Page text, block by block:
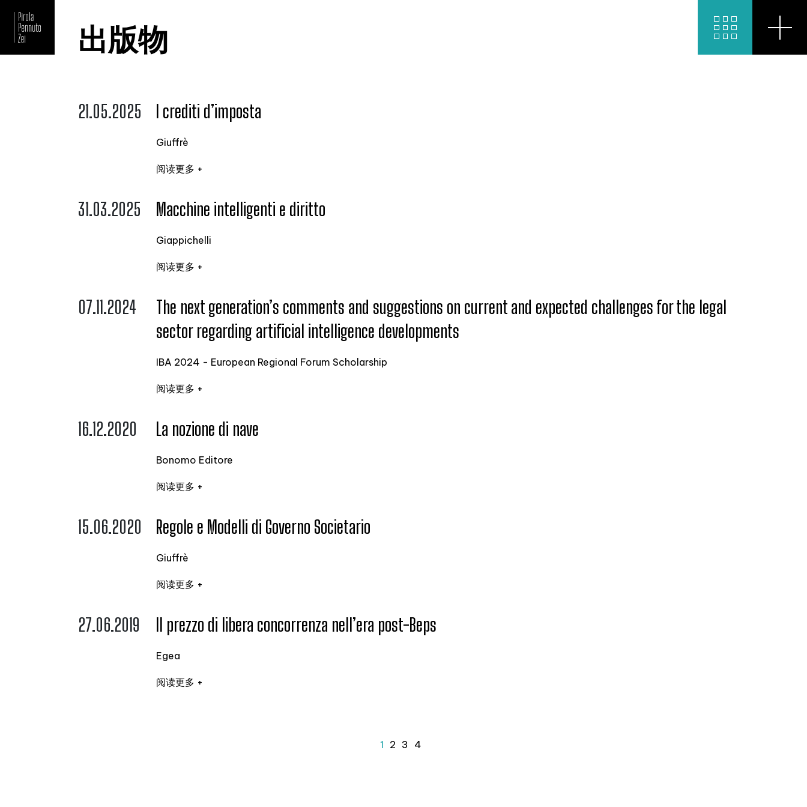
出版物
21.05.2025 I crediti d’imposta
Giuffrè
阅读更多 +
31.03.2025 Macchine intelligenti e diritto
Giappichelli
阅读更多 +
07.11.2024
The next generation’s comments and suggestions on current and expected challenges for the legal
sector regarding artificial intelligence developments
IBA 2024 - European Regional Forum Scholarship
阅读更多 +
16.12.2020 La nozione di nave
Bonomo Editore
阅读更多 +
15.06.2020 Regole e Modelli di Governo Societario
Giuffrè
阅读更多 +
27.06.2019 Il prezzo di libera concorrenza nell’era post-Beps
Egea
阅读更多 +
1 2 3 4